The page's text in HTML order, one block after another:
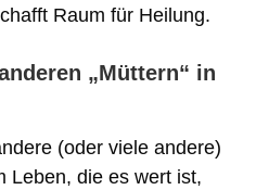
Raum für Heilung.
„Müttern“ in
(oder viele andere)
Leben, die es wert ist,